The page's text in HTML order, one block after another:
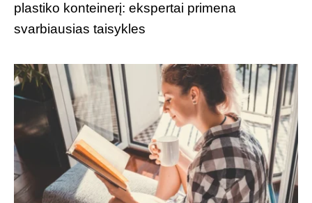
plastiko konteinerį: ekspertai primena
svarbiausias taisykles